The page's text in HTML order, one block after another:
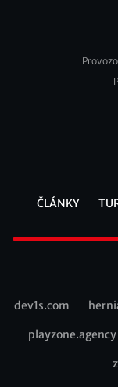
ČLÁNKY
Recommended
dev1s.com
playzone.agency